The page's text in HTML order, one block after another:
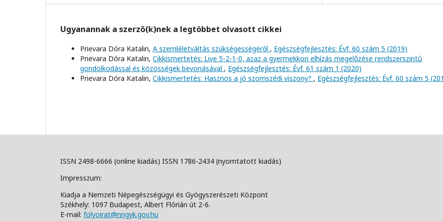
Ugyanannak a szerző(k)nek a legtöbbet olvasott cikkei
Prievara Dóra Katalin, A szemléletváltás szükségességéről , Egészségfejlesztés: Évf. 60 szám 5 (2019)
Prievara Dóra Katalin, Cikkismertetés: Live 5-2-1-0, azaz a gyermekkori elhízás megelőzése rendszerszintű
gondolkodással és közösségek bevonásával , Egészségfejlesztés: Évf. 61 szám 1 (2020)
Prievara Dóra Katalin, Cikkismertetés: Hasznos a jó szomszédi viszony? , Egészségfejlesztés: Évf. 60 szám 5
ISSN 2498-6666 (online kiadás) ISSN 1786-2434 (nyomtatott kiadás)
Impresszum:
Kiadja a Nemzeti Népegészségügyi és Gyógyszerészeti Központ
Székhely: 1097 Budapest, Albert Flórián út 2-6.
E-mail: folyoirat@nngyk.gov.hu